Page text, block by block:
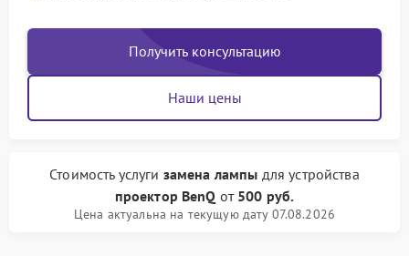
Получить консультацию
Наши цены
Стоимость услуги замена лампы для устройства
проектор BenQ от 500 руб.
Цена актуальна на текущую дату 07.08.2026